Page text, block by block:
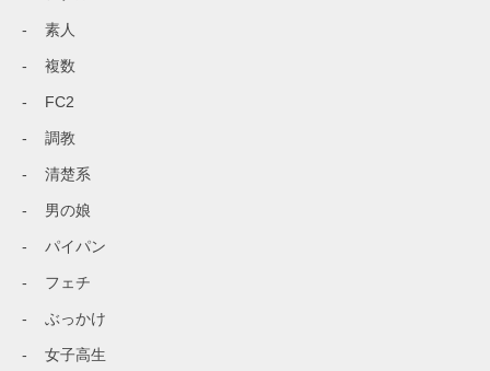
素人
複数
FC2
調教
清楚系
男の娘
パイパン
フェチ
ぶっかけ
女子高生